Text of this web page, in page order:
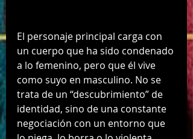
El personaje principal carga con
un cuerpo que ha sido condenado
a lo femenino, pero que él vive
como suyo en masculino. No se
trata de un “descubrimiento” de
identidad, sino de una constante
negociación con un entorno que